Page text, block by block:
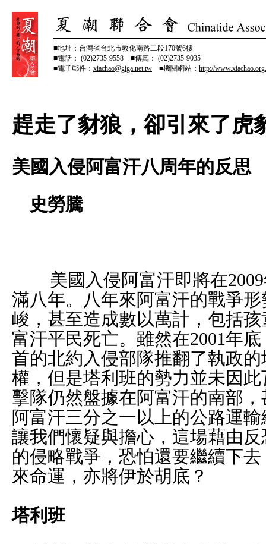
■地址：台灣省台北市敦化南路二段170號6樓
■電話： (02)2735-9558 ■傳真： (02)2735-9035
■電子郵件： xiachao@giga.net.tw ■機關網站： http://
趕走了豺狼，卻引來了
美國入侵阿富汗八周年的反思
史勞騰
美國入侵阿富汗即將在2009
滿八年。八年來阿富汗的戰爭
峻，甚至造成數以萬計，包括
富汗平民死亡。雖然在2001年底
首的北約入侵部隊推翻了執政
權，但是塔利班的勢力並未因
擊隊仍然盤據在阿富汗的南部
阿富汗三分之一以上的公路運
讓我們懷疑與擔心，這場藉由
的侵略戰爭，恐怕還要繼續下
來命運，亦將伊於胡底？
塔利班